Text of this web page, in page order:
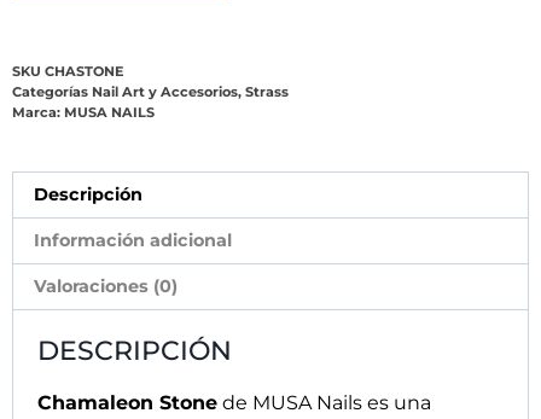
SKU CHASTONE
Categorías Nail Art y Accesorios, Strass
Marca: MUSA NAILS
Descripción
Información adicional
Valoraciones (0)
DESCRIPCIÓN
Chamaleon Stone de MUSA Nails es una